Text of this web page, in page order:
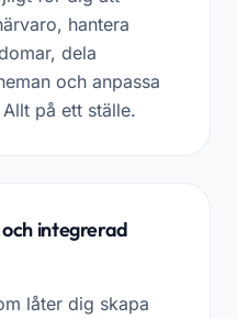
hantera
dela
och anpassa
på ett ställe.
integrerad
låter dig skapa